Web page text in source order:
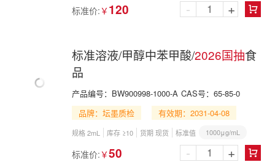
标准价: ￥ 120 
- +
标准溶液/甲醇中苯甲酸/2026国抽食
品
产品编号： BW900998-1000-A CAS号： 65-85-0
品牌：坛墨质检
有效期：2031-04-08
规格 2mL 库存 ≥10 货期 现货 标准值 1000μg/mL
标准价: ￥50 
- +